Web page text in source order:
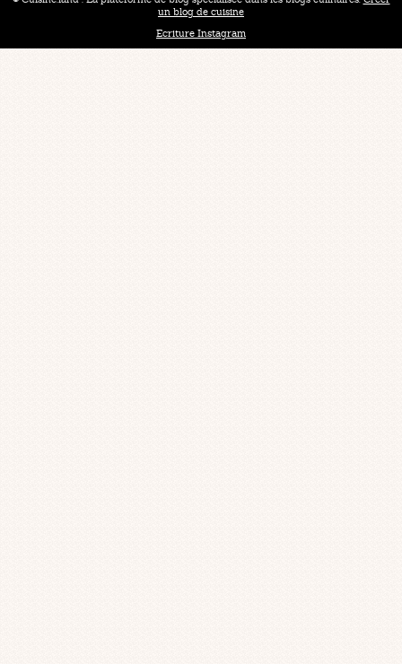
un blog de cuisine
Ecriture Instagram